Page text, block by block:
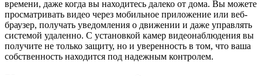
времени, даже когда вы находитесь далеко от дома. Вы можете
просматривать видео через мобильное приложение или веб-
браузер, получать уведомления о движении и даже управлять
системой удаленно. С установкой камер видеонаблюдения вы
получите не только защиту, но и уверенность в том, что ваша
собственность находится под надежным контролем.